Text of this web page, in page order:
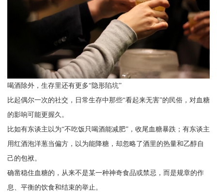
喝酒除外，生存里还有更多“隐形陷坑”
比起偶尔一次的社交，日常生存中那些“看起来无害”的民俗，对血糖
的影响可能更握久。
比如有东谈主以为“不吃饭只喝酒能减肥”，收尾血糖暴跌；有东谈主
用红酒泡洋葱当偏方，以为能降糖，却忽略了酒里的热量和乙醇自
己的包袱。
确凿稳住血糖的，从来不是某一种神奇食品或禁忌，而是规章的作
息、平衡的饮食和结束的举止。